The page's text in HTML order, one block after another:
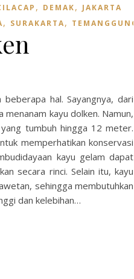
, DEMAK, JAKARTA
, SURAKARTA, TEMANGGUNG
hal. Sayangnya, dari
kayu dolken. Namun,
tumbuh hingga 12 meter.
memperhatikan konservasi
kayu gelam dapat
secara rinci. Selain itu, kayu
sehingga membutuhkan
dan kelebihan…